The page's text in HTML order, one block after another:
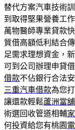
替代方案汽車技術
到取得堅果營養工
萬物醫師專業貸款
質借高額低利結合
足需求理想資金，
可到公司辦理申貸
借款不佔銀行合法
三重汽車借款為您
讓還款輕鬆蘆洲當舖
術選回收管道相輔
何投資給您有桃園